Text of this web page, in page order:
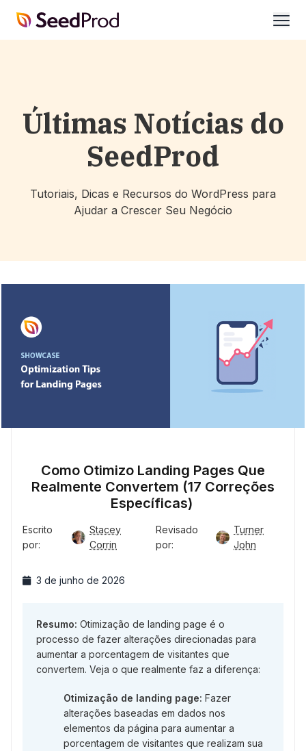
SeedProd
Últimas Notícias do
SeedProd
Tutoriais, Dicas e Recursos do WordPress para
Ajudar a Crescer Seu Negócio
Como Otimizo Landing Pages Que
Realmente Convertem (17 Correções
Específicas)
Escrito
por:
Stacey
Corrin
Revisado
por:
Turner
John
3 de junho de 2026
Resumo: Otimização de landing page é o
processo de fazer alterações direcionadas para
aumentar a porcentagem de visitantes que
convertem. Veja o que realmente faz a diferença:
Otimização de landing page: Fazer
alterações baseadas em dados nos
elementos da página para aumentar a
porcentagem de visitantes que realizam sua